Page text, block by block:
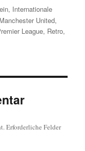
, Internationale
Manchester United,
League, Retro,
Erforderliche Felder